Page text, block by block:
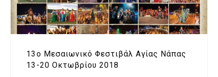
13o Μεσαιωνικό Φεστιβάλ Αγίας Νάπας
13-20 Οκτωβρίου 2018